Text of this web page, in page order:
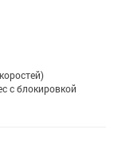
с блокировкой